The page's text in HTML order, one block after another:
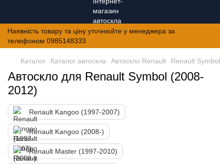
Наявність товару та ціну уточнюйте у менеджера за
телефоном 0985148333
Каталог Каталог автоскла Автоскло Renault Renault
Автоскло для Renault Symbol (2008-
2012)
Renault Kangoo (1997-2007)
Renault Kangoo (2008-)
Renault Master (1997-2010)